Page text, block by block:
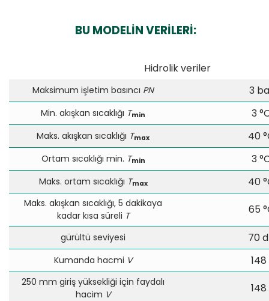
BU MODELİN VERİLERİ:
Hidrolik veriler
Maksimum işletim basıncı PN 3
Min. akışkan sıcaklığı Tmin 3
Maks. akışkan sıcaklığı Tmax 40
Ortam sıcaklığı min. Tmin 3
Maks. ortam sıcaklığı Tmax 40
Maks. akışkan sıcaklığı, 5 dakikaya
kadar kısa süreli T 65
gürültü seviyesi 70
Kumanda hacmi V 148
250 mm giriş yüksekliği için faydalı
hacim V 148